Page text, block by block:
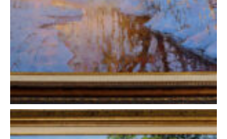
Дмитрий Левин — «Солнца зимнего лучи»